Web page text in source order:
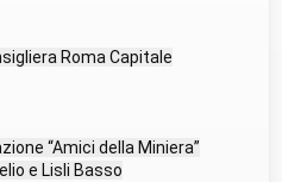
Roma Capitale
“Amici della Miniera”
e Lisli Basso